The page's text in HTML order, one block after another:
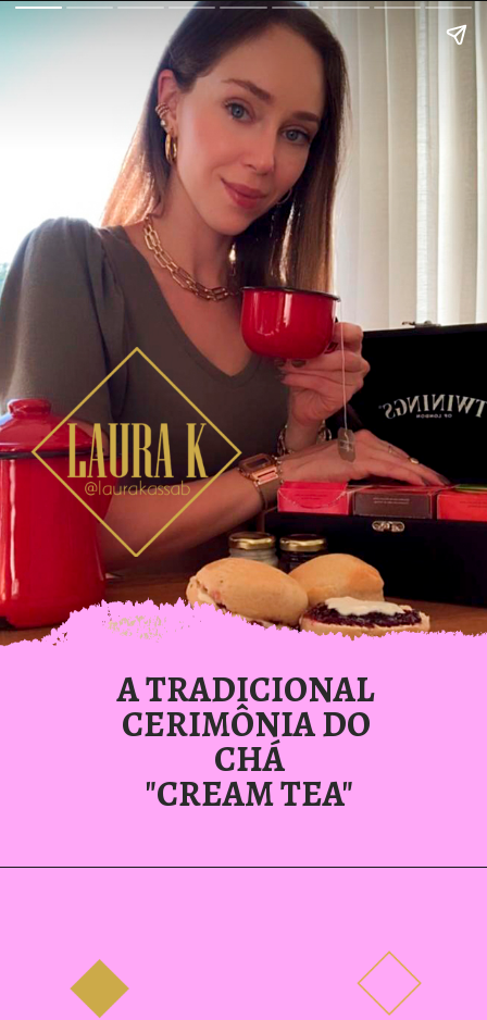
A TRADICIONAL
CERIMÔNIA DO
CHÁ
"CREAM TEA"